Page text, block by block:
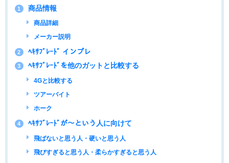
1 商品情報
商品詳細
メーカー説明
2 ﾍｷｻﾌﾞﾚｰﾄﾞ インプレ
3 ﾍｷｻﾌﾞﾚｰﾄﾞを他のガットと比較する
4Gと比較する
ツアーバイト
ホーク
4 ﾍｷｻﾌﾞﾚｰﾄﾞが～という人に向けて
飛ばないと思う人・硬いと思う人
飛びすぎると思う人・柔らかすぎると思う人